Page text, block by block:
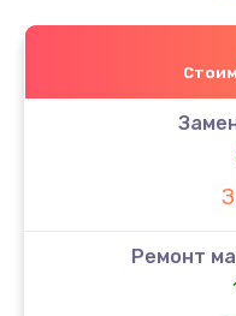
Ремонт